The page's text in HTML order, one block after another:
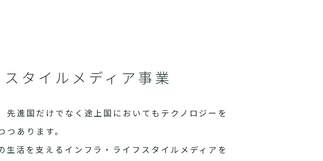
タイルメディア事業
先進国だけでなく途上国においてもテクノロジーを
あります。
生活を支えるインフラ・ライフスタイルメディアを